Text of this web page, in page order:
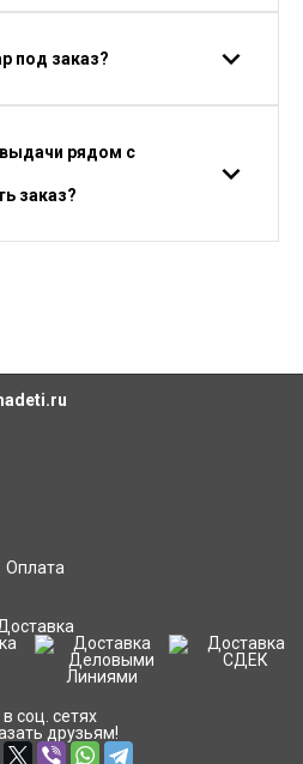
под заказ?
выдачи рядом с
заказ?
Оплата
соц. сетях
друзьям!